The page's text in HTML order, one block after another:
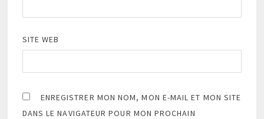
SITE WEB
ENREGISTRER MON NOM, MON E-MAIL ET MON SITE
DANS LE NAVIGATEUR POUR MON PROCHAIN